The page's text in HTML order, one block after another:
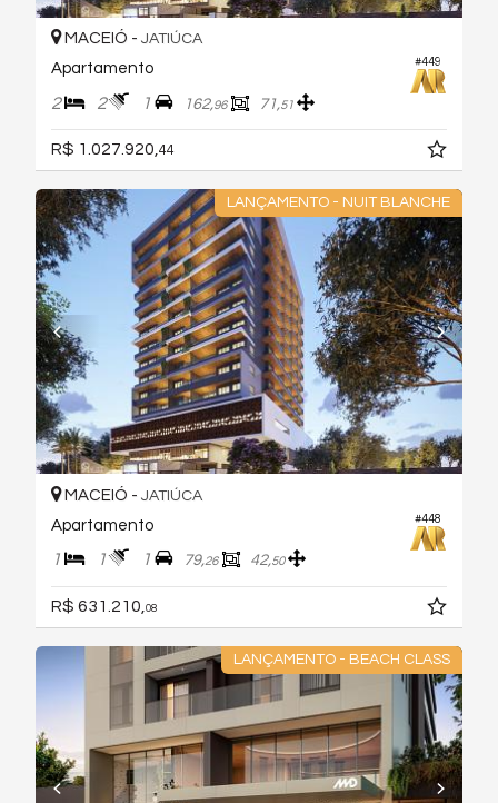
#449
MACEIÓ - JATIÚCA
Apartamento
2 2 1 162,96 71,51
R$ 1.027.920,44
LANÇAMENTO - NUIT BLANCHE
#448
MACEIÓ - JATIÚCA
Apartamento
1 1 1 79,26 42,50
R$ 631.210, 08
LANÇAMENTO - BEACH CLASS